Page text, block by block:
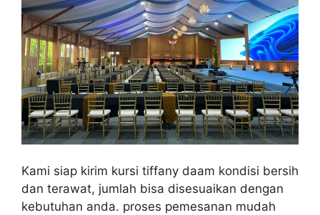
Kami siap kirim kursi tiffany daam kondisi bersih
dan terawat, jumlah bisa disesuaikan dengan
kebutuhan anda. proses pemesanan mudah